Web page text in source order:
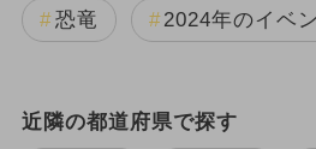
恐竜 2024年のイベ
雨の日OK 2025年
近隣の都道府県で探す